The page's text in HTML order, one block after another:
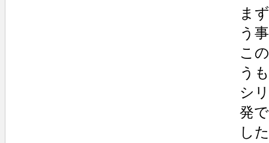
ま
う
こ
う
シ
発
し